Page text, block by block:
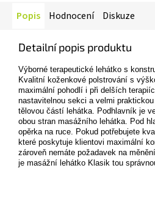
Popis Hodnocení Diskuze
Detailní popis produktu
Výborné terapeutické lehátko s
Kvalitní koženkové polstrování s
maximální pohodlí i při delších
nastavitelnou sekci a velmi
tělovou částí lehátka. Podhlavník je
obou stran masážního lehátka. Pod
opěrka na ruce. Pokud potřebujete
které poskytuje klientovi maximální
zároveň nemáte požadavek na
je masážní lehátko Klasik tou